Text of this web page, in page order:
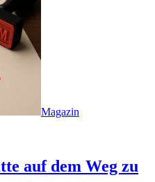
Magazin
auf dem Weg zu